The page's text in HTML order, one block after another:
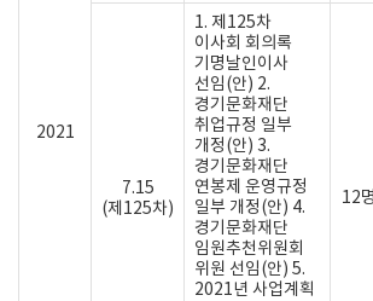
2021
7.15
(제125차)
1. 제125차
이사회 회의록
기명날인이사
선임(안) 2.
경기문화재단
취업규정 일부
개정(안) 3.
경기문화재단
연봉제 운영규정
일부 개정(안) 4.
경기문화재단
임원추천위원회
위원 선임(안) 5.
2021년 사업계획
12명